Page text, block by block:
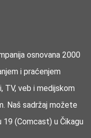
osnovana 2000
i praćenjem
TV, veb i medijskom
Naš sadržaj možete
(Comcast) u Čikagu